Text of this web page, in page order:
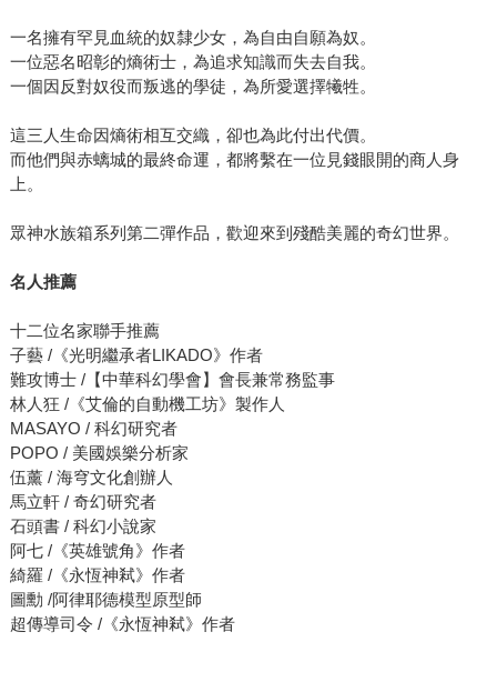
一名擁有罕見血統的奴隸少女，為自由自願為奴。
一位惡名昭彰的熵術士，為追求知識而失去自我。
一個因反對奴役而叛逃的學徒，為所愛選擇犧牲。
這三人生命因熵術相互交織，卻也為此付出代價。
而他們與赤螭城的最終命運，都將繫在一位見錢眼開的商人身
上。
眾神水族箱系列第二彈作品，歡迎來到殘酷美麗的奇幻世界。
名人推薦
十二位名家聯手推薦
子藝 /《光明繼承者LIKADO》作者
難攻博士 /【中華科幻學會】會長兼常務監事
林人狂 /《艾倫的自動機工坊》製作人
MASAYO / 科幻研究者
POPO / 美國娛樂分析家
伍薰 / 海穹文化創辦人
馬立軒 / 奇幻研究者
石頭書 / 科幻小說家
阿七 /《英雄號角》作者
綺羅 /《永恆神弒》作者
圖勳 /阿律耶德模型原型師
超傳導司令 /《永恆神弒》作者